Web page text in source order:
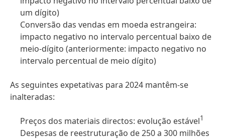
um dígito)
Conversão das vendas em moeda estrangeira:
impacto negativo no intervalo percentual baixo de
meio-dígito (anteriormente: impacto negativo no
intervalo percentual de meio dígito)
As seguintes expetativas para 2024 mantêm-se
inalteradas:
Preços dos materiais directos: evolução estável1
Despesas de reestruturação de 250 a 300 milhões